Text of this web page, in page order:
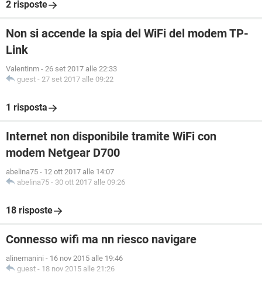
2 risposte
Non si accende la spia del WiFi del modem TP-
Link
Valentinm - 26 set 2017 alle 22:33
guest - 27 set 2017 alle 09:22
1 risposta
Internet non disponibile tramite WiFi con
modem Netgear D700
abelina75 - 12 ott 2017 alle 14:07
abelina75 - 30 ott 2017 alle 09:26
18 risposte
Connesso wifi ma nn riesco navigare
alinemanini - 16 nov 2015 alle 19:46
guest - 18 nov 2015 alle 21:26